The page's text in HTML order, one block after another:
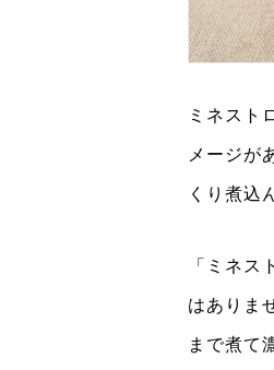
ミネスト
メージが
くり煮込
「ミネ
はありま
まで煮て